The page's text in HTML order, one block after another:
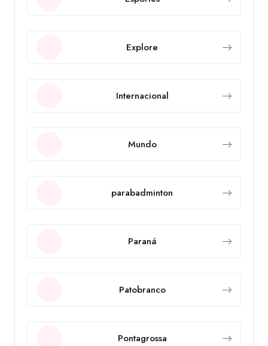
Explore
Internacional
Mundo
parabadminton
Paraná
Patobranco
Pontagrossa